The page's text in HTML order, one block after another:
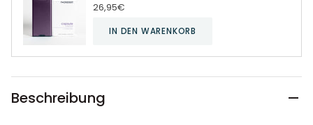
26,95€
IN DEN WARENKORB
Beschreibung